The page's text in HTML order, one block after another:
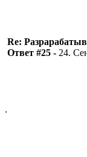
Re:
Ответ #25 - 24.
.